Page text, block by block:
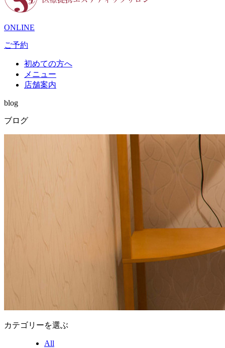
ONLINE
ご予約
初めての方へ
メニュー
店舗案内
blog
ブログ
カテゴリーを選ぶ
All